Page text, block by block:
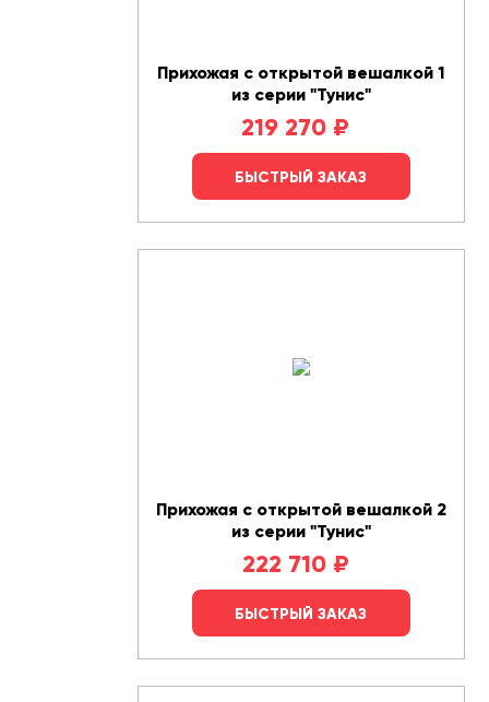
Прихожая с открытой вешалкой 1
из серии "Тунис"
219 270 ₽
БЫСТРЫЙ ЗАКАЗ
Прихожая с открытой вешалкой 2
из серии "Тунис"
222 710 ₽
БЫСТРЫЙ ЗАКАЗ